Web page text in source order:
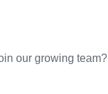
our growing team?